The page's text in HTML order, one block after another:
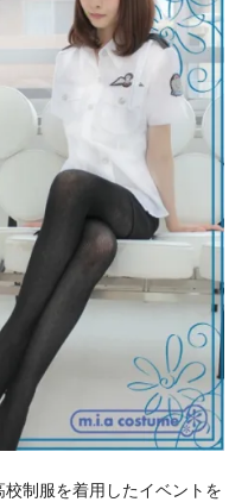
制服を着用したイベントを